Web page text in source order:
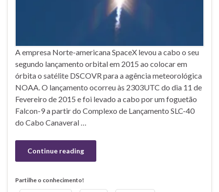
A empresa Norte-americana SpaceX levou a cabo o seu
segundo lançamento orbital em 2015 ao colocar em
órbita o satélite DSCOVR para a agência meteorológica
NOAA. O lançamento ocorreu às 2303UTC do dia 11 de
Fevereiro de 2015 e foi levado a cabo por um foguetão
Falcon-9 a partir do Complexo de Lançamento SLC-40
do Cabo Canaveral …
Continue reading
Partilhe o conhecimento!